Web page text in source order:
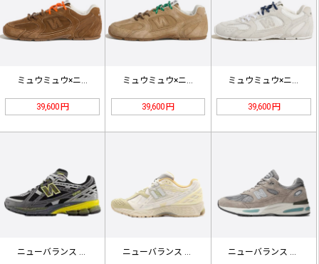
ミュウミュウ×ニューバランス 530…
39,600 円
ミュウミュウ×ニューバランス 530…
39,600 円
ミュウミュウ×ニューバランス 530…
39,600 円